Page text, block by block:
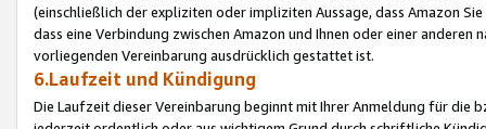
(einschließlich der expliziten oder impliziten Aussage, dass Amazon
dass eine Verbindung zwischen Amazon und Ihnen oder einer
vorliegenden Vereinbarung ausdrücklich gestattet ist.
6.Laufzeit und Kündigung
Die Laufzeit dieser Vereinbarung beginnt mit Ihrer Anmeldung für die